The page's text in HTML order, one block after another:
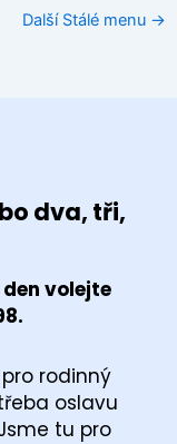
Další Stálé menu →
dva, tři,
volejte
rodinný
oslavu
tu pro